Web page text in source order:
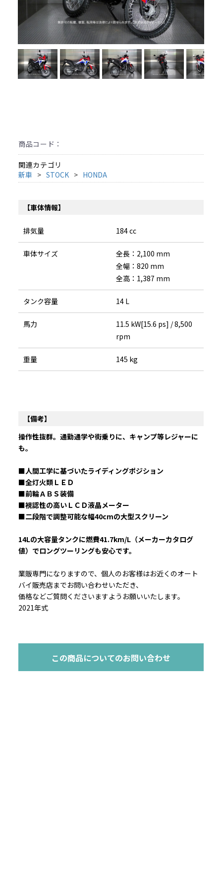
商品コード：
関連カテゴリ
新車
STOCK HONDA
【車体情報】
排気量 184 cc
車体サイズ
全長：2,100 mm
全幅：820 mm
全高：1,387 mm
タンク容量 14 L
馬力
11.5 kW[15.6 ps] / 8,500
rpm
重量 145 kg
【備考】
操作性抜群。通勤通学や街乗りに、キャンプ等レジャーに
も。
■人間工学に基づいたライディングポジション
■全灯火類ＬＥＤ
■前輪ＡＢＳ装備
■視認性の高いＬＣＤ液晶メーター
■二段階で調整可能な幅40cmの大型スクリーン
14Lの大容量タンクに燃費41.7km/L（メーカーカタログ
値）でロングツーリングも安心です。
業販専門になりますので、個人のお客様はお近くのオート
バイ販売店までお問い合わせいただき、
価格などご質問くださいますようお願いいたします。
2021年式
この商品についてのお問い合わせ